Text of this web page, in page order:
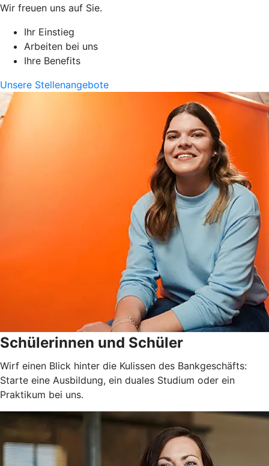
Wir freuen uns auf Sie.
Ihr Einstieg
Arbeiten bei uns
Ihre Benefits
Unsere Stellenangebote
Schülerinnen und Schüler
Wirf einen Blick hinter die Kulissen des Bankgeschäfts:
Starte eine Ausbildung, ein duales Studium oder ein
Praktikum bei uns.